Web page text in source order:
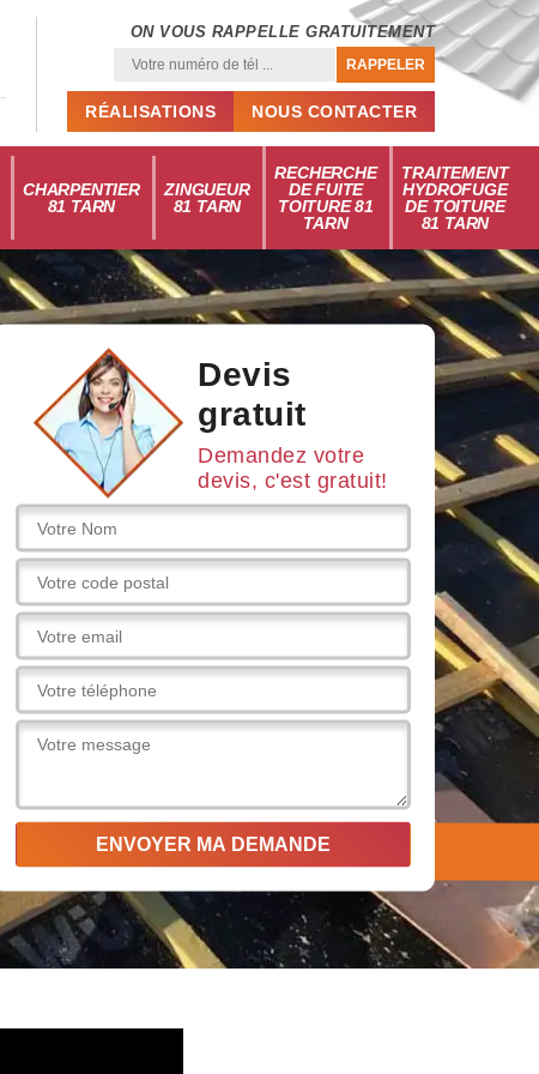
ON VOUS RAPPELLE GRATUITEMENT
RÉALISATIONS NOUS CONTACTER
CHARPENTIER
81 TARN
ZINGUEUR
81 TARN
RECHERCHE
DE FUITE
TOITURE 81
TARN
TRAITEMENT
HYDROFUGE
DE TOITURE
81 TARN
Devis
gratuit
Demandez votre
devis, c'est gratuit!